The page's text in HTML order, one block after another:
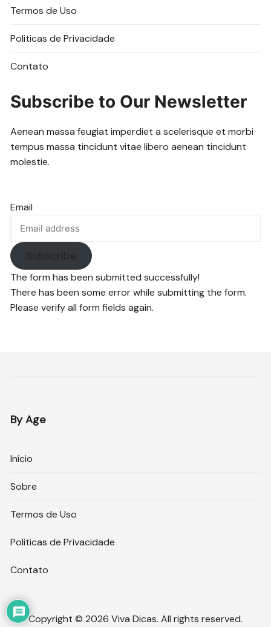
Termos de Uso
Politicas de Privacidade
Contato
Subscribe to Our Newsletter
Aenean massa feugiat imperdiet a scelerisque et morbi
tempus massa tincidunt vitae libero aenean tincidunt
molestie.
Email
Subscribe
The form has been submitted successfully!
There has been some error while submitting the form.
Please verify all form fields again.
By Age
Início
Sobre
Termos de Uso
Politicas de Privacidade
Contato
Copyright © 2026 Viva Dicas. All rights reserved.